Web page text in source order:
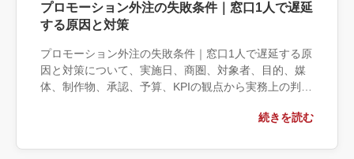
プロモーション外注の失敗条件｜窓口1人で遅延
する原因と対策
プロモーション外注の失敗条件｜窓口1人で遅延する原
因と対策について、実施日、商圏、対象者、目的、媒
体、制作物、承認、予算、KPIの観点から実務上の判断
談する条件、相談前に用意する情報、依頼後に確認す
続きを読む